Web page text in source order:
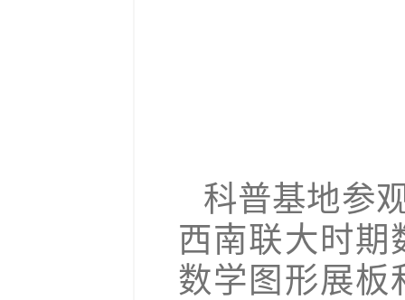
科普基地参
西南联大时期
数学图形展板